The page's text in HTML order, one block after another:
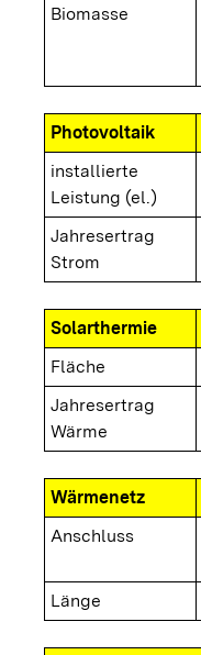
Biomasse
Photovoltaik
installierte
Leistung (el.)
Jahresertrag
Strom
Solarthermie
Fläche
Jahresertrag
Wärme
Wärmenetz
Anschluss
Länge